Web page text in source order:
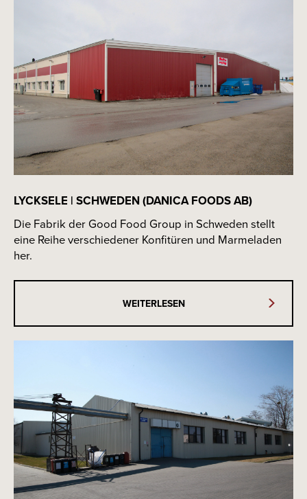
LYCKSELE | SCHWEDEN (DANICA FOODS AB)
Die Fabrik der Good Food Group in Schweden stellt
eine Reihe verschiedener Konfitüren und Marmeladen
her.
WEITERLESEN